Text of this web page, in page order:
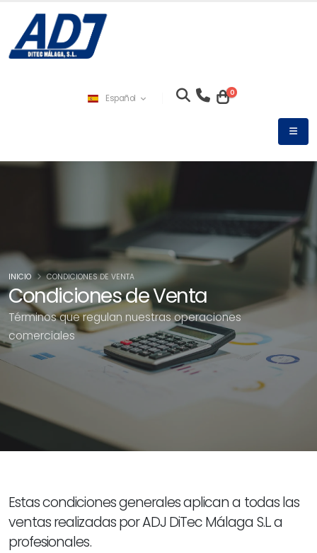
Español 0
Condiciones de Venta
Términos que regulan nuestras operaciones
comerciales
INICIO CONDICIONES DE VENTA
Estas condiciones generales aplican a todas las
ventas realizadas por ADJ DiTec Málaga S.L. a
profesionales.